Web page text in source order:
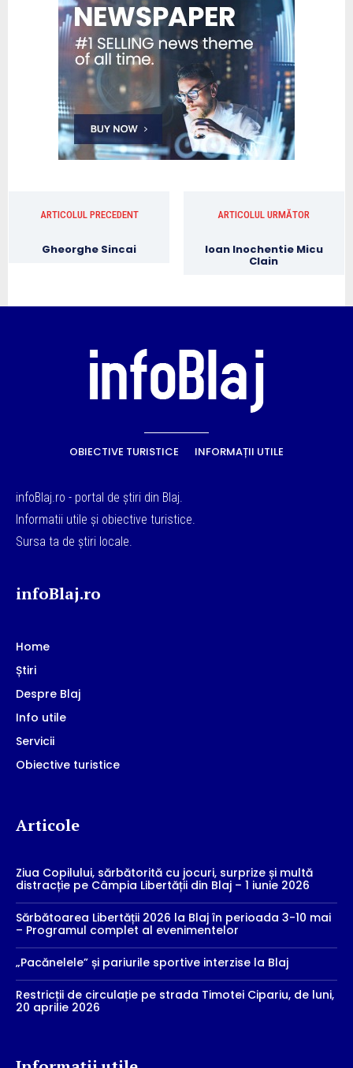
ARTICOLUL PRECEDENT
Gheorghe Sincai
ARTICOLUL URMĂTOR
Ioan Inochentie Micu
Clain
OBIECTIVE TURISTICE INFORMAȚII UTILE
infoBlaj.ro - portal de știri din Blaj.
Informatii utile și obiective turistice.
Sursa ta de știri locale.
infoBlaj.ro
Home
Știri
Despre Blaj
Info utile
Servicii
Obiective turistice
Articole
Ziua Copilului, sărbătorită cu jocuri, surprize și multă
distracție pe Câmpia Libertății din Blaj – 1 iunie 2026
Sărbătoarea Libertății 2026 la Blaj în perioada 3-10 mai
– Programul complet al evenimentelor
„Pacănelele” și pariurile sportive interzise la Blaj
Restricții de circulație pe strada Timotei Cipariu, de luni,
20 aprilie 2026